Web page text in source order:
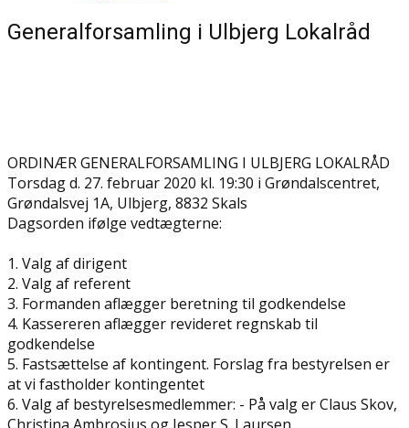
Generalforsamling i Ulbjerg Lokalråd
ORDINÆR GENERALFORSAMLING I ULBJERG LOKALRÅD
Torsdag d. 27. februar 2020 kl. 19:30 i Grøndalscentret,
Grøndalsvej 1A, Ulbjerg, 8832 Skals
Dagsorden ifølge vedtægterne:
1. Valg af dirigent
2. Valg af referent
3. Formanden aflægger beretning til godkendelse
4. Kassereren aflægger revideret regnskab til
godkendelse
5. Fastsættelse af kontingent. Forslag fra bestyrelsen er
at vi fastholder kontingentet
6. Valg af bestyrelsesmedlemmer: - På valg er Claus Skov,